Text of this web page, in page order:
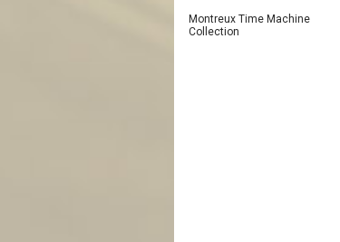
Montreux Time Machine
Collection